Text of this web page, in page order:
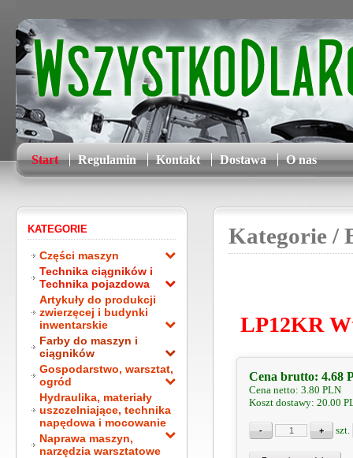
Start Regulamin Kontakt Dostawa O nas
KATEGORIE
Części maszyn
Technika ciągników i
Technika pojazdowa
Artykuły do produkcji
zwierzęcej i budynki
inwentarskie
Farby do maszyn i
ciągników
Gospodarstwo, warsztat,
ogród
Hydraulika, materiały
uszczelniające, technika
napędowa i mocowanie
Naprawa maszyn,
narzędzia warsztatowe
Kategorie /
LP12KR
Cena brutto: 4.68
Cena netto: 3.80 PLN
Koszt dostawy: 20.00
szt.